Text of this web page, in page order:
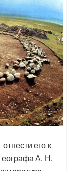
его к
А. Н.